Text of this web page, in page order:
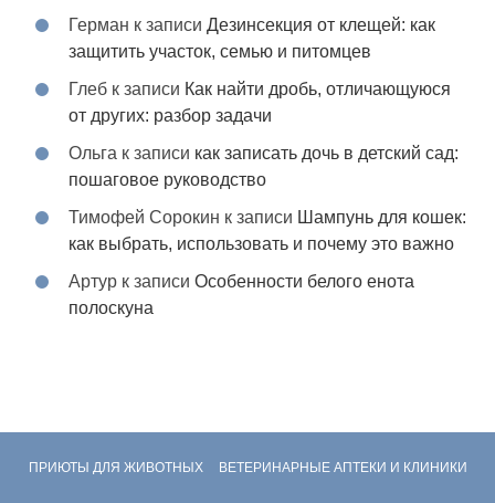
Герман к записиДезинсекция от клещей: как
защитить участок, семью и питомцев
Глеб к записи Как найти дробь, отличающуюся
от других: разбор задачи
Ольга к записи как записать дочь в детский сад:
пошаговое руководство
Тимофей Сорокин к записи Шампунь для кошек:
как выбрать, использовать и почему это важно
Артур к записиОсобенности белого енота
полоскуна
ПРИЮТЫ ДЛЯ ЖИВОТНЫХ ВЕТЕРИНАРНЫЕ АПТЕКИ И КЛИНИКИ